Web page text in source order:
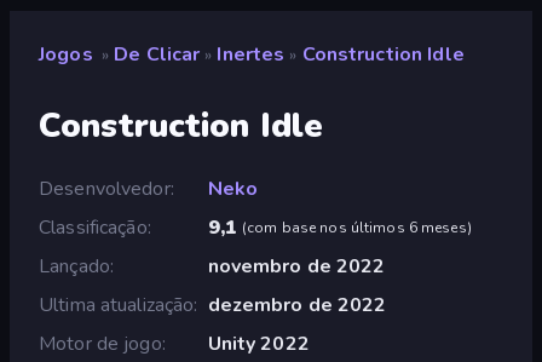
Jogos » De Clicar » Inertes » Construction Idle
Construction Idle
Desenvolvedor
Neko
Classificação
9,1 (com base nos últimos 6 meses)
Lançado
novembro de 2022
Ultima atualização
dezembro de 2022
Motor de jogo
Unity 2022